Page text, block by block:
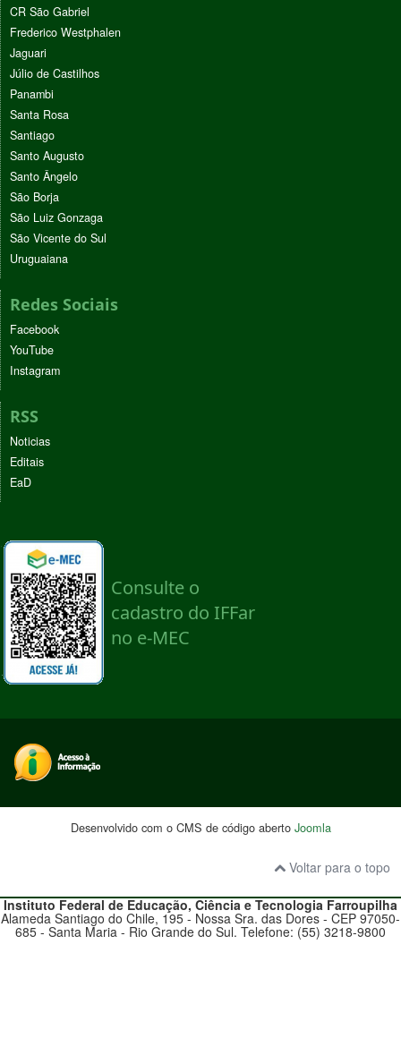
CR São Gabriel
Frederico Westphalen
Jaguari
Júlio de Castilhos
Panambi
Santa Rosa
Santiago
Santo Augusto
Santo Ângelo
São Borja
São Luiz Gonzaga
São Vicente do Sul
Uruguaiana
Redes Sociais
Facebook
YouTube
Instagram
RSS
Noticias
Editais
EaD
Desenvolvido com o CMS de código aberto Joomla
Voltar para o topo
Instituto Federal de Educação, Ciência e TecnologiaFarroupilha
Alameda Santiago do Chile, 195 - Nossa Sra. das Dores - CEP 97050-
685 - Santa Maria - Rio Grande do Sul. Telefone: (55) 3218-9800